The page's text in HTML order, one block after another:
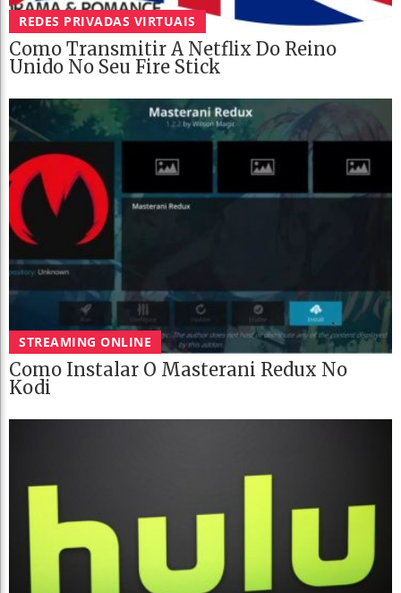
REDES PRIVADAS VIRTUAIS
Como Transmitir A Netflix Do Reino
Unido No Seu Fire Stick
STREAMING ONLINE
Como Instalar O Masterani Redux No
Kodi